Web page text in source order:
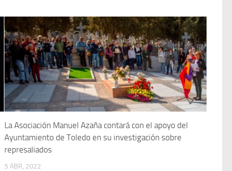
La Asociación Manuel Azaña contará con el apoyo del
Ayuntamiento de Toledo en su investigación sobre
represaliados
5 ABR, 2022